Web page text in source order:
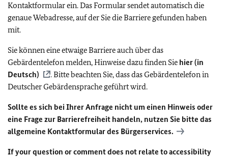
Kontaktformular ein. Das Formular sendet automatisch die
genaue Webadresse, auf der Sie die Barriere gefunden haben
mit.
Sie können eine etwaige Barriere auch über das
Gebärdentelefon melden, Hinweise dazu finden Sie hier (in
Deutsch)
. Bitte beachten Sie, dass das Gebärdentelefon in
Deutscher Gebärdensprache geführt wird.
Sollte es sich bei Ihrer Anfrage nicht um einen Hinweis oder
eine Frage zur Barrierefreiheit handeln, nutzen Sie bitte das
allgemeine Kontaktformular des Bürgerservices.
If your question or comment does not relate to accessibility